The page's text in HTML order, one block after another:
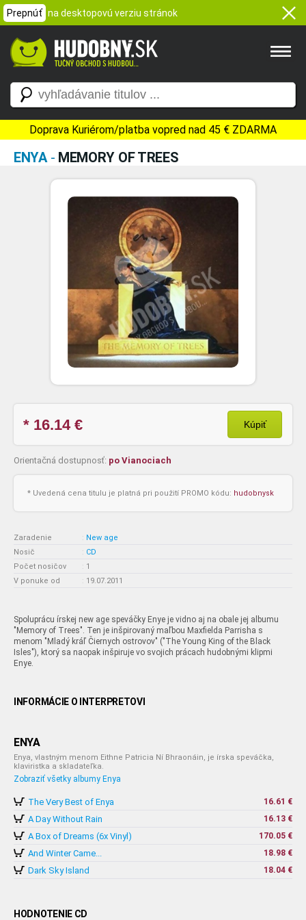
Prepnúť na desktopovú verziu stránok
Doprava Kuriérom/platba vopred nad 45 € ZDARMA
ENYA- MEMORY OF TREES
* 16.14€ Kúpiť
Orientačná dostupnosť: po Vianociach
* Uvedená cena titulu je platná pri použití PROMO kódu: hudobnysk
Zaradenie : New age
Nosič
: CD
Počet nosičov
: 1
V ponuke od
: 19.07.2011
Spoluprácu írskej new age speváčky Enye je vidno aj na obale jej albumu
"Memory of Trees". Ten je inšpirovaný maľbou Maxfielda Parrisha s
menom "Mladý kráľ Čiernych ostrovov" ("The Young King of the Black
Isles"), ktorý sa naopak inšpiruje vo svojich prácach hudobnými klipmi
Enye.
INFORMÁCIE O INTERPRETOVI
ENYA
Enya, vlastným menom Eithne Patricia Ní Bhraonáin, je írska speváčka,
klaviristka a skladateľka.
Zobraziť všetky albumy Enya
The Very Best of Enya 16.61 €
A Day Without Rain 16.13 €
A Box of Dreams (6x Vinyl) 170.05 €
And Winter Came... 18.98 €
Dark Sky Island 18.04 €
HODNOTENIE CD